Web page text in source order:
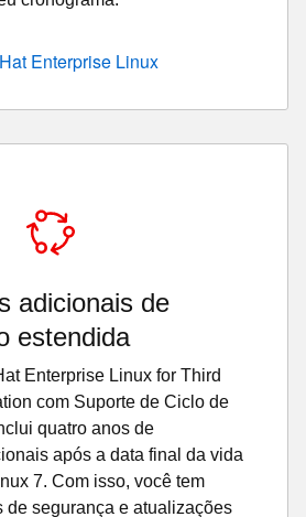
Enterprise Linux
adicionais de
estendida
Enterprise Linux for Third
com Suporte de Ciclo de
quatro anos de
após a data final da vida
7. Com isso, você tem
de segurança e atualizações